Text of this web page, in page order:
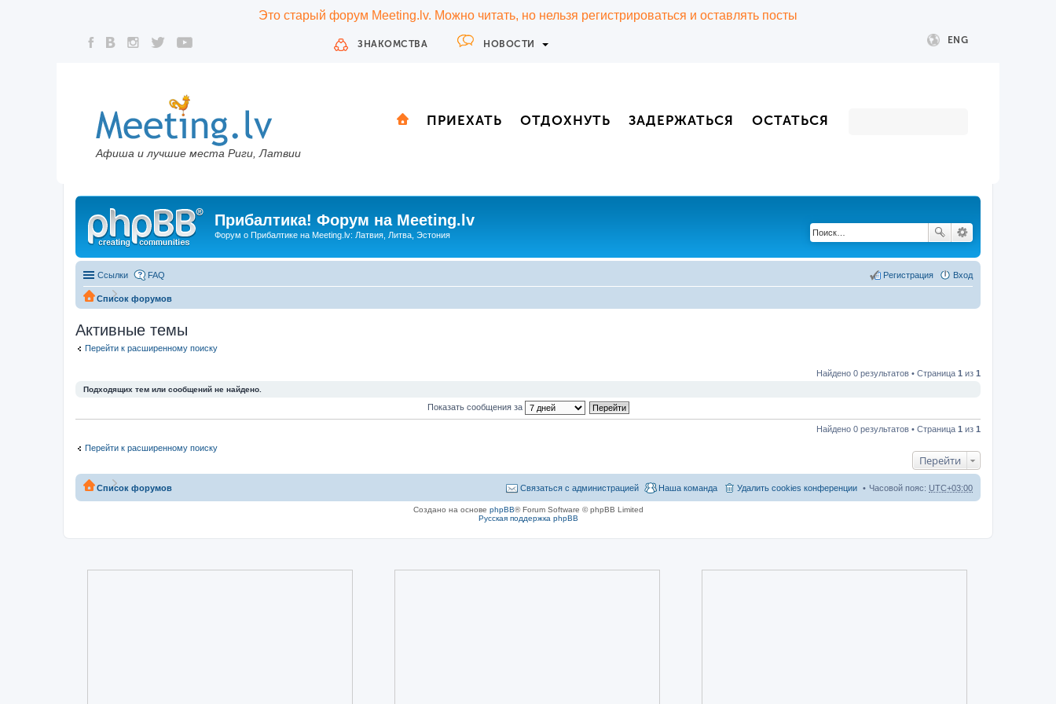
Это старый форум Meeting.lv. Можно читать, но нельзя регистрироваться и оставлять посты
ЗНАКОМСТВА НОВОСТИ ENG
Афиша и лучшие места Риги, Латвии
ПРИЕХАТЬ ОТДОХНУТЬ ЗАДЕРЖАТЬСЯ ОСТАТЬСЯ
Прибалтика! Форум на Meeting.lv
Форум о Прибалтике на Meeting.lv: Латвия, Литва, Эстония
Ссылки FAQ Вход
Регистрация
Список форумов
Активные темы
Перейти к расширенному поиску
Найдено 0 результатов • Страница 1 из 1
Подходящих тем или сообщений не найдено.
Показать сообщения за
Найдено 0 результатов • Страница 1 из 1
Перейти к расширенному поиску
Перейти
Список форумов Часовой пояс: UTC+03:00
Удалить cookies конференции
Наша команда
Связаться с администрацией
Создано на основе phpBB® Forum Software © phpBB Limited
Русская поддержка phpBB